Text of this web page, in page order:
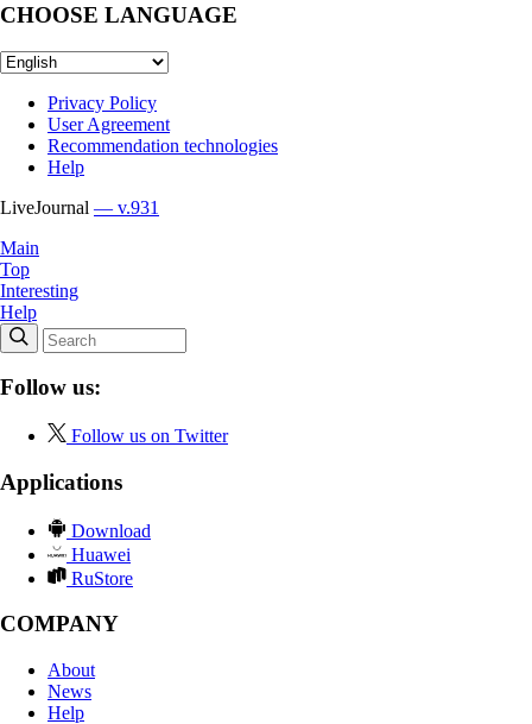
CHOOSE LANGUAGE
Privacy Policy
User Agreement
Recommendation technologies
Help
LiveJournal — v.931
Main
Top
Interesting
Help
Follow us:
Follow us on Twitter
Applications
Download
Huawei
RuStore
COMPANY
About
News
Help